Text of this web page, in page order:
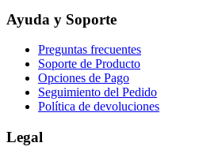
Ayuda y Soporte
Preguntas frecuentes
Soporte de Producto
Opciones de Pago
Seguimiento del Pedido
Política de devoluciones
Legal